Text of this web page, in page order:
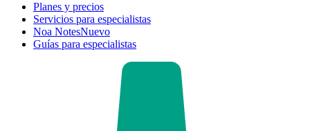
Planes y precios
Servicios para especialistas
Noa NotesNuevo
Guías para especialistas